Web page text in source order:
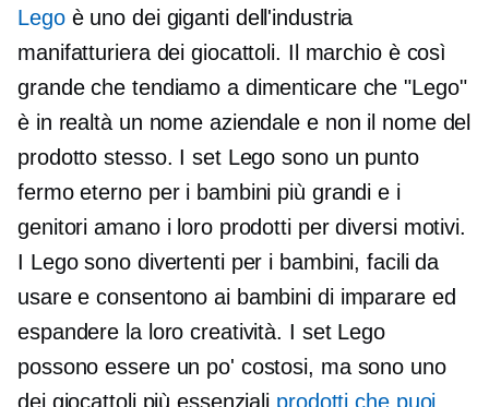
Legoè uno dei giganti dell'industria
manifatturiera dei giocattoli. Il marchio è così
grande che tendiamo a dimenticare che "Lego"
è in realtà un nome aziendale e non il nome del
prodotto stesso. I set Lego sono un punto
fermo eterno per i bambini più grandi e i
genitori amano i loro prodotti per diversi motivi.
I Lego sono divertenti per i bambini, facili da
usare e consentono ai bambini di imparare ed
espandere la loro creatività. I ​​set Lego
possono essere un po' costosi, ma sono uno
dei giocattoli più essenziali prodotti che puoi